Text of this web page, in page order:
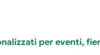
per eventi,